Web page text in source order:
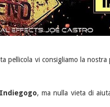
pellicola vi consigliamo la nostra
, ma nulla vieta di